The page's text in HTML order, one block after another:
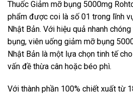
Thuốc Giảm mỡ bụng 5000mg
phẩm được coi là số 01 trong lĩnh
Nhật Bản. Với hiệu quả nhanh
bụng, viên uống giảm mỡ bụng
Nhật Bản là một lựa chọn tinh tế
vấn đề thừa cân hoặc béo phì.
Với thành phần 100% chiết xuất từ